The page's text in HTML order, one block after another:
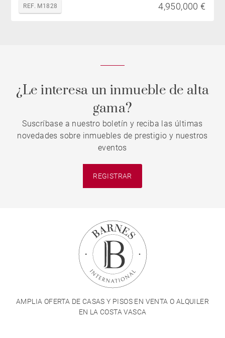
REF. M1828 4,950,000 €
¿Le interesa un inmueble de alta
gama?
Suscríbase a nuestro boletín y reciba las últimas
novedades sobre inmuebles de prestigio y nuestros
eventos
REGISTRAR
AMPLIA OFERTA DE CASAS Y PISOS EN VENTA O ALQUILER
EN LA COSTA VASCA